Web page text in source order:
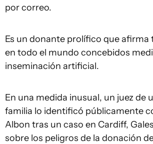
por correo.
Es un donante prolífico que afirma
en todo el mundo concebidos
inseminación artificial.
En una medida inusual, un juez de
familia lo identificó públicamente
Albon tras un caso en Cardiff,
sobre los peligros de la donación